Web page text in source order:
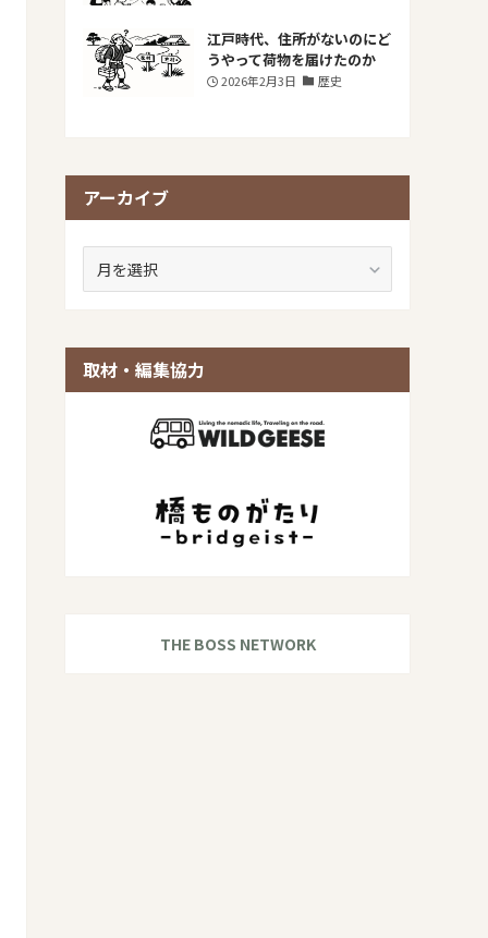
江戸時代、住所がないのにど
うやって荷物を届けたのか
2026年2月3日 歴史
アーカイブ
ブ
取材・編集協力
THE BOSS NETWORK